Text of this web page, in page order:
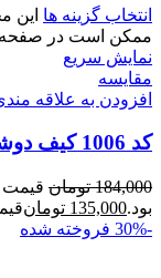
انتخاب گزینه ها این
ممکن است در صفحه
نمایش سریع
مقايسه
افزودن به علاقه
کد 1006 کیف دوشی زنانه شنل
184,000 تومان
بود.135,000 تومانقیمت
-30%
فروخته شده